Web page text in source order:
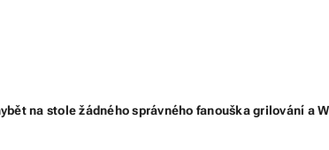
na stole žádného správného fanouška grilování a